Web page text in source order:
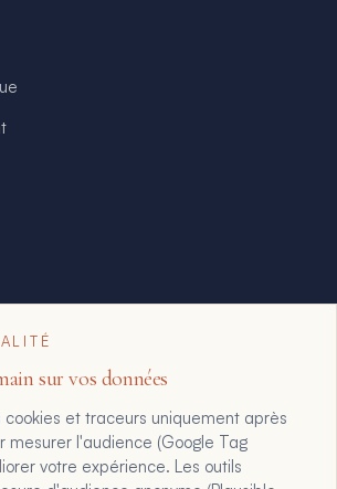
consult.fr
61 61
sur vos données
cookies et traceurs uniquement après
mesurer l'audience (Google Tag
votre expérience. Les outils